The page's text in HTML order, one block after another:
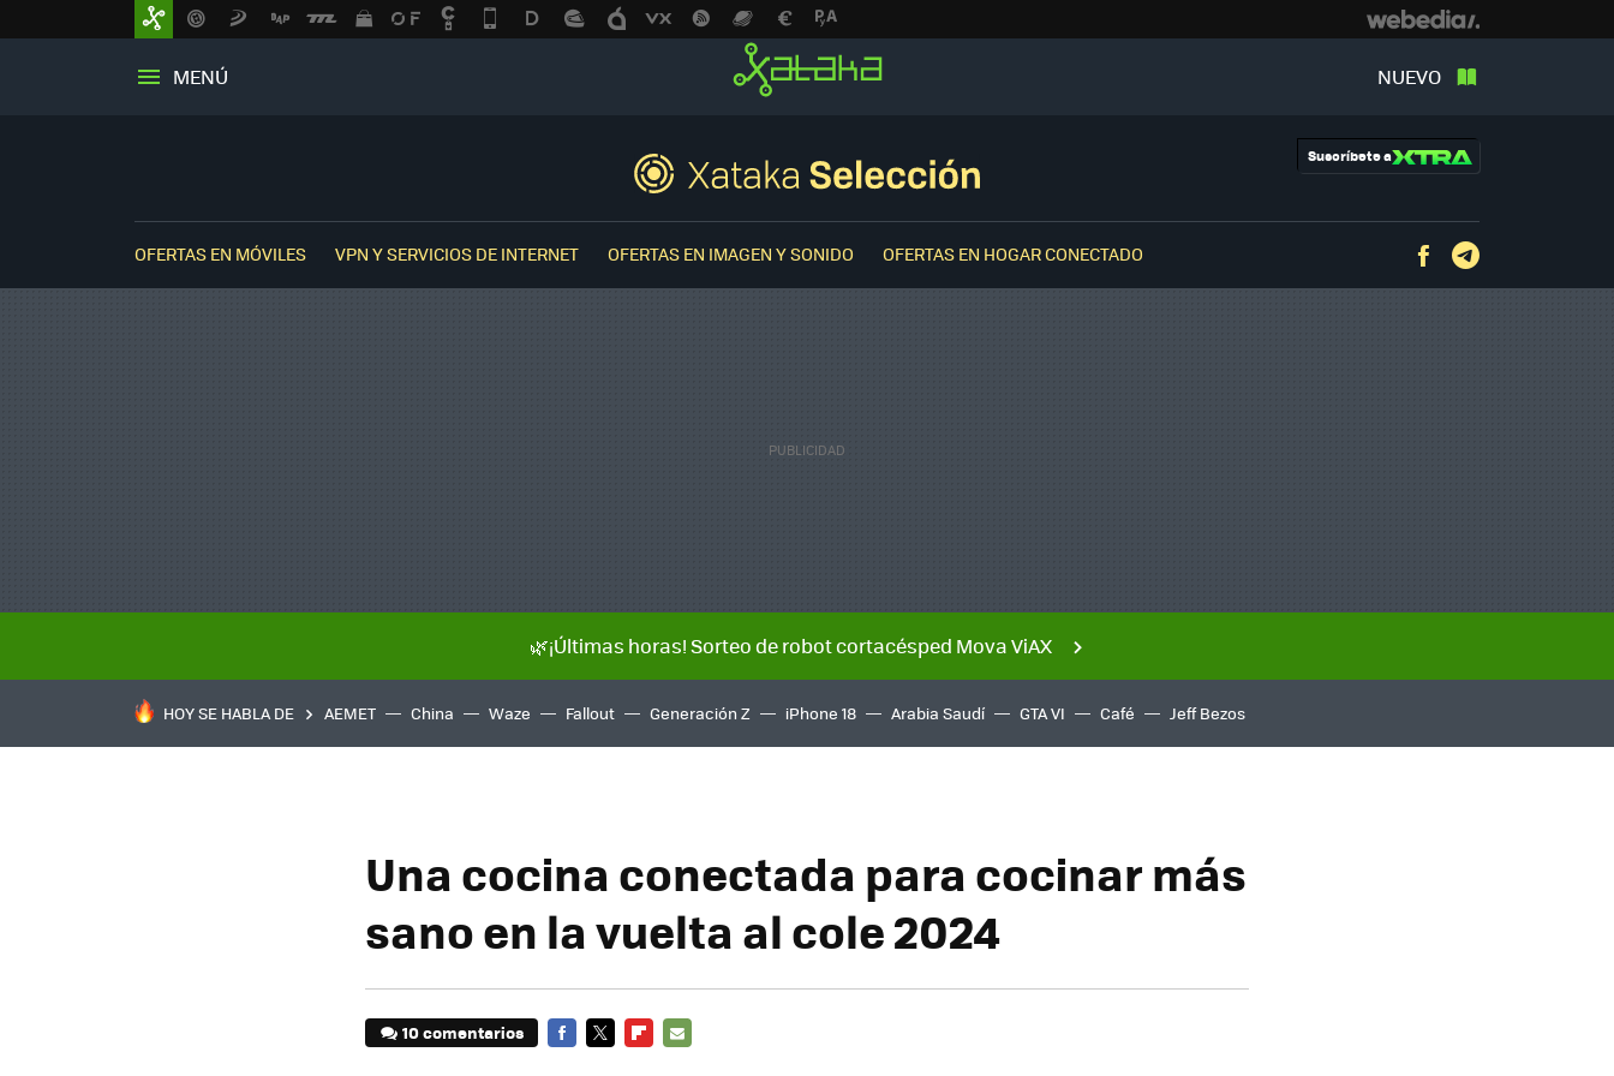
MENÚ NUEVO
Suscríbete a
OFERTAS EN MÓVILES VPN Y SERVICIOS DE INTERNET OFERTAS EN IMAGEN Y SONIDO OFERTAS EN HOGAR CONECTADO Facebook
🌿¡Últimas horas! Sorteo de robot cortacésped Mova ViAX
HOY SE HABLA DE AEMET China Waze Fallout Generación Z iPhone 18 Arabia Saudí GTA VI Café Jeff Bezos
Una cocina conectada para cocinar más
sano en la vuelta al cole 2024
10 comentarios